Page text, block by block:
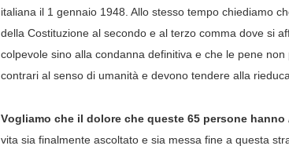
italiana il 1 gennaio 1948. Allo stesso tempo chiediamo
della Costituzione al secondo e al terzo comma dove si
colpevole sino alla condanna definitiva e che le pene non
contrari al senso di umanità e devono tendere alla
Vogliamo che il dolore che queste 65 persone hanno
vita sia finalmente ascoltato e sia messa fine a questa